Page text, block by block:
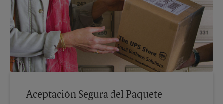
Aceptación Segura del Paquete